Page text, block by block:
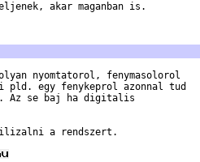
akar maganban is.
nyomtatorol, fenymasolorol
pld. egy fenykeprol azonnal tud
Az se baj ha digitalis
a rendszert.